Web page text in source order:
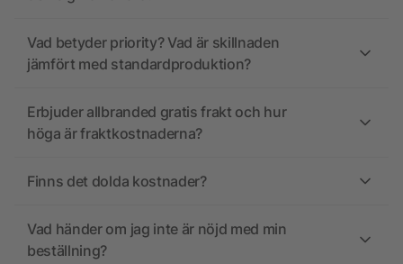
Vad betyder priority? Vad är skillnaden
jämfört med standardproduktion?
Erbjuder allbranded gratis frakt och hur
höga är fraktkostnaderna?
Finns det dolda kostnader?
Vad händer om jag inte är nöjd med min
beställning?